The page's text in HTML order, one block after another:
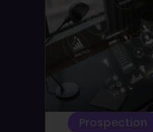
Prospection